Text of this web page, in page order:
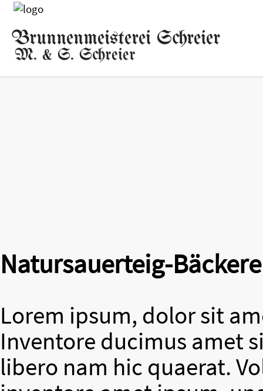
Brunnenmeisterei Schreier
M. & S. Schreier
Natursauerteig-
Lorem ipsum, dolor sit
Inventore ducimus amet
libero nam hic quaerat.